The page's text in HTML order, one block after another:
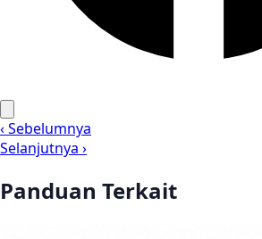
‹ Sebelumnya
Selanjutnya ›
Panduan Terkait